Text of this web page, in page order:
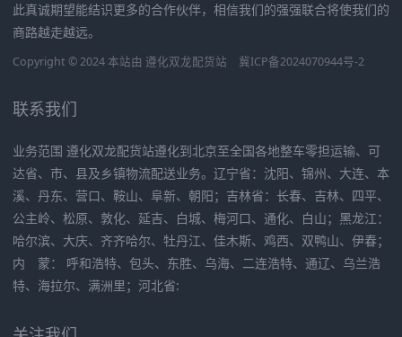
此真诚期望能结识更多的合作伙伴，相信我们的强强联合将使我们的
商路越走越远。
Copyright © 2024 本站由 遵化双龙配货站 冀ICP备2024070944号-2
联系我们
业务范围 遵化双龙配货站遵化到北京至全国各地整车零担运输、可
达省、市、县及乡镇物流配送业务。辽宁省：沈阳、锦州、大连、本
溪、丹东、营口、鞍山、阜新、朝阳；吉林省：长春、吉林、四平、
公主岭、松原、敦化、延吉、白城、梅河口、通化、白山；黑龙江：
哈尔滨、大庆、齐齐哈尔、牡丹江、佳木斯、鸡西、双鸭山、伊春；
内 蒙： 呼和浩特、包头、东胜、乌海、二连浩特、通辽、乌兰浩
特、海拉尔、满洲里；河北省: